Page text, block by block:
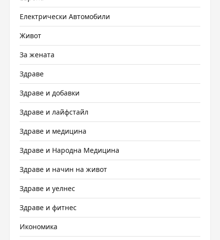
Електрически Автомобили
Живот
За жената
Здраве
Здраве и добавки
Здраве и лайфстайл
Здраве и медицина
Здраве и Народна Медицина
Здраве и начин на живот
Здраве и уелнес
Здраве и фитнес
Икономика